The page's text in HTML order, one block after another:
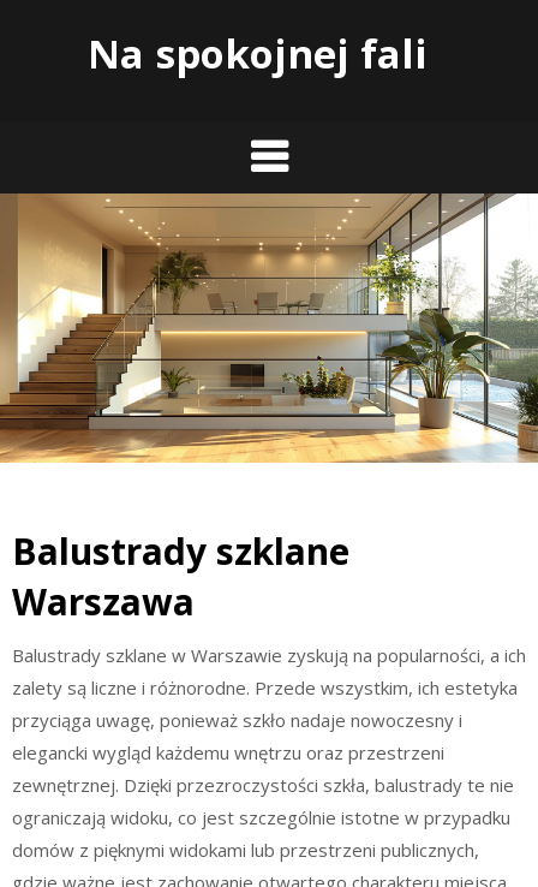
Na spokojnej fali
Balustrady szklane
Warszawa
Balustrady szklane w Warszawie zyskują na popularności, a ich
zalety są liczne i różnorodne. Przede wszystkim, ich estetyka
przyciąga uwagę, ponieważ szkło nadaje nowoczesny i
elegancki wygląd każdemu wnętrzu oraz przestrzeni
zewnętrznej. Dzięki przezroczystości szkła, balustrady te nie
ograniczają widoku, co jest szczególnie istotne w przypadku
domów z pięknymi widokami lub przestrzeni publicznych,
gdzie ważne jest zachowanie otwartego charakteru miejsca.